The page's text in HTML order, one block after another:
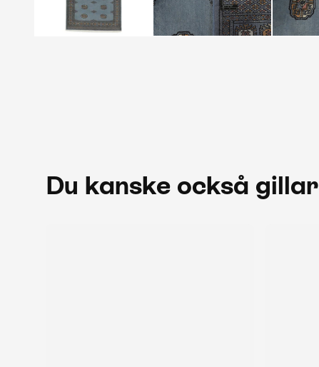
Du kanske också gillar